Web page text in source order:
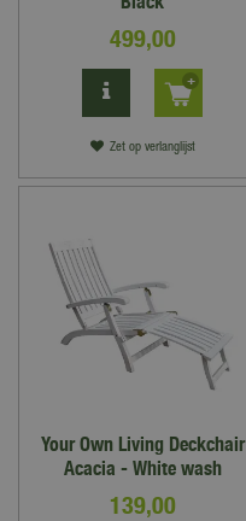
499,00
Zet op verlanglijst
Your Own Living Deckchair
Acacia - White wash
139,00